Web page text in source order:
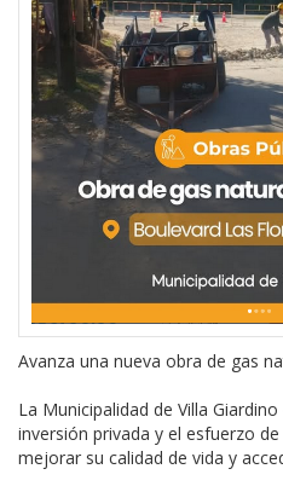
Avanza una nueva obra de gas
La Municipalidad de Villa
inversión privada y el esfuerzo
mejorar su calidad de vida y